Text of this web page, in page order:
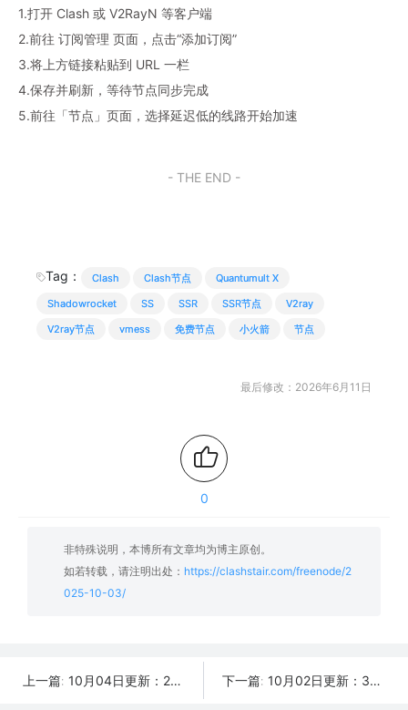
1.打开 Clash 或 V2RayN 等客户端
2.前往 订阅管理 页面，点击“添加订阅”
3.将上方链接粘贴到 URL 一栏
4.保存并刷新，等待节点同步完成
5.前往「节点」页面，选择延迟低的线路开始加速
- THE END -
Tag： Clash Clash节点
Quantumult X
Shadowrocket
SS SSR SSR节点
V2ray
V2ray节点
vmess 免费节点 小火箭 节点
最后修改：2026年6月11日
0
非特殊说明，本博所有文章均为博主原创。
如若转载，请注明出处： https://clashstair.com/freenode/2
025-10-03/
上一篇: 10月04日更新：21条可用免费节点 | 2025年SSR/V2ray/Clash订阅链接 下一篇: 10月02日更新：39条可用免费节点 | 2025年SSR/V2ray/Clash订阅链接